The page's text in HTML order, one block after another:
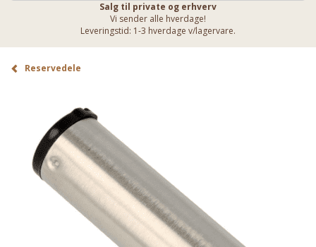
Salg til private og erhverv
Vi sender alle hverdage!
Leveringstid: 1-3 hverdage v/lagervare.
Reservedele